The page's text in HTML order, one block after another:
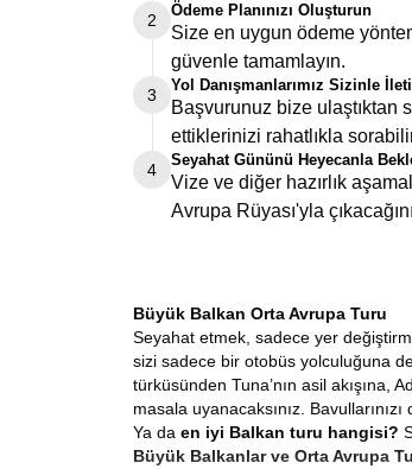
2
Ödeme Planınızı Oluşturun
Size en uygun ödeme
güvenle tamamlayın.
3
Yol Danışmanlarımız Sizinle
Başvurunuz bize ulaştıktan
ettiklerinizi rahatlıkla
4
Seyahat Gününü Heyecanla
Vize ve diğer hazırlık
Avrupa Rüyası'yla
Büyük Balkan Orta Avrupa Turu
Seyahat etmek, sadece yer
sizi sadece bir otobüs yolculuğuna
türküsünden Tuna’nın asil akışına,
masala uyanacaksınız.
Ya da en iyi Balkan turu hangisi?
Büyük Balkanlar ve Orta Avrupa